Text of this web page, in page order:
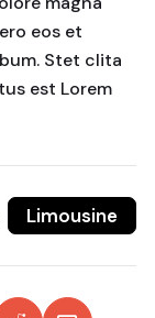
eos et
Stet clita
est Lorem
Limousine